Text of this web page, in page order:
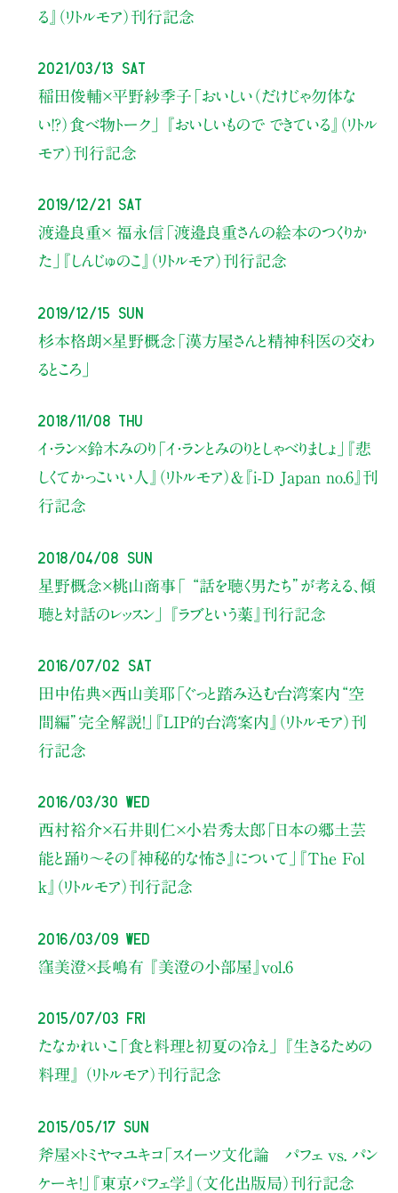
る』
（リトルモア）刊行記念
2021/03/13 Sat
稲田俊輔×平野紗季子 「おいしい（だけじゃ勿体な
い!?） 食べ物トーク」 『おいしいもので できている』
（リトル
モア）刊行記念
2019/12/21 Sat
渡邉良重× 福永信 「渡邉良重さんの絵本のつくりか
た」
『しんじゅのこ』（リトルモア）刊行記念
2019/12/15 Sun
杉本格朗×星野概念 「漢方屋さんと精神科医の交わ
るところ」
2018/11/08 Thu
イ・ラン×鈴木みのり 「イ・ランとみのりとしゃべりましょ」
『悲
しくてかっこいい人』（リトルモア）＆『i-D Japan no.6』刊
行記念
2018/04/08 Sun
星野概念×桃山商事 「 “話を聴く男たち”が考える、傾
聴と対話のレッスン」
『ラブという薬』刊行記念
2016/07/02 Sat
田中佑典×西山美耶 「ぐっと踏み込む台湾案内 “空
間編”完全解説！」
『LIP的台湾案内』
（リトルモア）刊
行記念
2016/03/30 Wed
西村裕介×石井則仁×小岩秀太郎 「日本の郷土芸
能と踊り～その『神秘的な怖さ』について」
『The Fol
k』（リトルモア）刊行記念
2016/03/09 Wed
窪美澄×長嶋有 『美澄の小部屋』vol.6
2015/07/03 Fri
たなかれいこ「食と料理と初夏の冷え」 『生きるための
料理』 （リトルモア）刊行記念
2015/05/17 Sun
斧屋×トミヤマユキコ「スイーツ文化論 パフェ vs. パン
ケーキ！」『東京パフェ学』（文化出版局）刊行記念